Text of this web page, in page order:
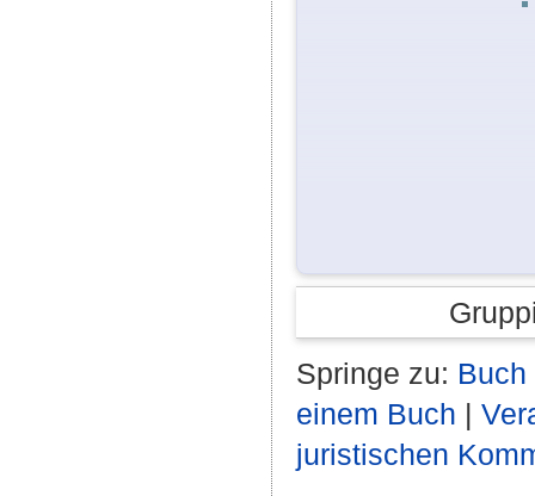
Springe zu:
einem Buch |
juristischen